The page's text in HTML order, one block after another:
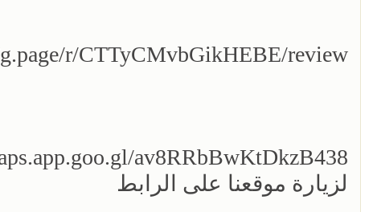
r/CTTyCMvbGikHEBE/review
av8RRbBwKtDkzB438
لزيارة موقعنا على الرابط